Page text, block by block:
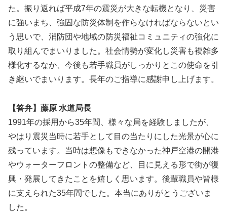
た。振り返れば平成7年の震災が大きな転機となり、災害
に強いまち、強固な防災体制を作らなければならないとい
う思いで、消防団や地域の防災福祉コミュニティの強化に
取り組んでまいりました。社会情勢が変化し災害も複雑多
様化するなか、今後も若手職員がしっかりとこの使命を引
き継いでまいります。長年のご指導に感謝申し上げます。
【答弁】藤原 水道局長
1991年の採用から35年間、様々な局を経験しましたが、
やはり震災当時に若手として目の当たりにした光景が心に
残っています。当時は想像もできなかった神戸空港の開港
やウォーターフロントの整備など、目に見える形で街が復
興・発展してきたことを嬉しく思います。後輩職員や皆様
に支えられた35年間でした。本当にありがとうございま
した。